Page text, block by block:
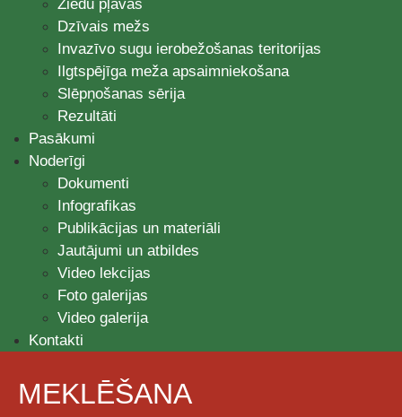
Ziedu pļavas
Dzīvais mežs
Invazīvo sugu ierobežošanas teritorijas
Ilgtspējīga meža apsaimniekošana
Slēpņošanas sērija
Rezultāti
Pasākumi
Noderīgi
Dokumenti
Infografikas
Publikācijas un materiāli
Jautājumi un atbildes
Video lekcijas
Foto galerijas
Video galerija
Kontakti
MEKLĒŠANA